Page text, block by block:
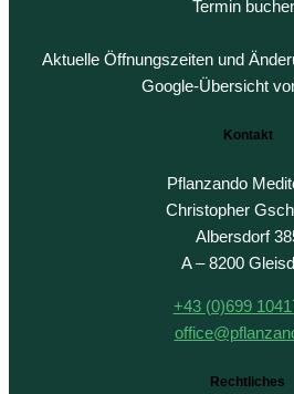
Termin
Aktuelle Öffnungszeiten und
Google-Übersicht
Kontakt
Pflanzando
Christopher
Albersdorf
A – 8200
+43 (0)699
Rechtliches